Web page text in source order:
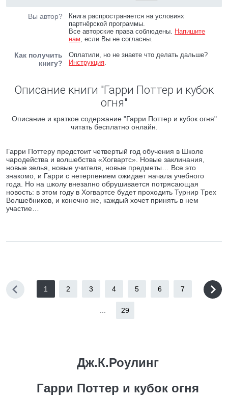
Вы автор?
Книга распространяется на условиях
партнёрской программы.
Все авторские права соблюдены. Напишите
нам, если Вы не согласны.
Как получить
книгу?
Оплатили, но не знаете что делать дальше?
Инструкция.
Описание книги "Гарри Поттер и кубок
огня"
Описание и краткое содержание "Гарри Поттер и кубок огня"
читать бесплатно онлайн.
Гарри Поттеру предстоит четвертый год обучения в Школе
чародейства и волшебства «Хогвартс». Новые заклинания,
новые зелья, новые учителя, новые предметы… Все это
знакомо, и Гарри с нетерпением ожидает начала учебного
года. Но на школу внезапно обрушивается потрясающая
новость: в этом году в Хогвартсе будет проходить Турнир Трех
Волшебников, и конечно же, каждый хочет принять в нем
участие…
1 2 3 4 5 6 7
29
Дж.К.Роулинг
Гарри Поттер и кубок огня